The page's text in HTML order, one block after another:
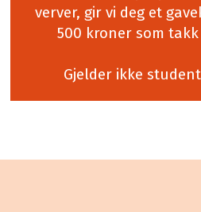
verver, gir vi deg et
500 kroner som
Gjelder ikke